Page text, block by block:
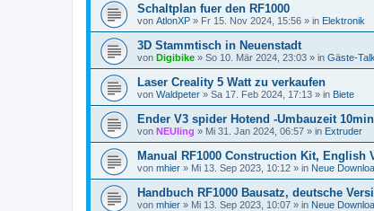
Schaltplan fuer den RF1000
von AtlonXP » Fr 15. Nov 2024, 15:56 » in Elektronik
3D Stammtisch in Neuenstadt
von Digibike » So 10. Mär 2024, 23:03 » in Gäste-Talk
Laser Creality 5 Watt zu verkaufen
von Waldpeter » Sa 17. Feb 2024, 17:13 » in Biete
Ender V3 spider Hotend -Umbauzeit 10min
von NEUling » Mi 31. Jan 2024, 06:57 » in Extruder
Manual RF1000 Construction Kit,
von mhier » Mi 13. Sep 2023, 10:12 » in Neue
Handbuch RF1000 Bausatz, deutsche
von mhier » Mi 13. Sep 2023, 10:07 » in Neue